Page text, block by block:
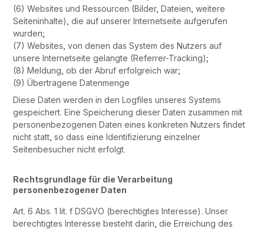
(6) Websites und Ressourcen (Bilder, Dateien, weitere
Seiteninhalte), die auf unserer Internetseite aufgerufen
wurden;
(7) Websites, von denen das System des Nutzers auf
unsere Internetseite gelangte (Referrer-Tracking);
(8) Meldung, ob der Abruf erfolgreich war;
(9) Übertragene Datenmenge
Diese Daten werden in den Logfiles unseres Systems
gespeichert. Eine Speicherung dieser Daten zusammen mit
personenbezogenen Daten eines konkreten Nutzers findet
nicht statt, so dass eine Identifizierung einzelner
Seitenbesucher nicht erfolgt.
Rechtsgrundlage für die Verarbeitung
personenbezogener Daten
Art. 6 Abs. 1 lit. f DSGVO (berechtigtes Interesse). Unser
berechtigtes Interesse besteht darin, die Erreichung des